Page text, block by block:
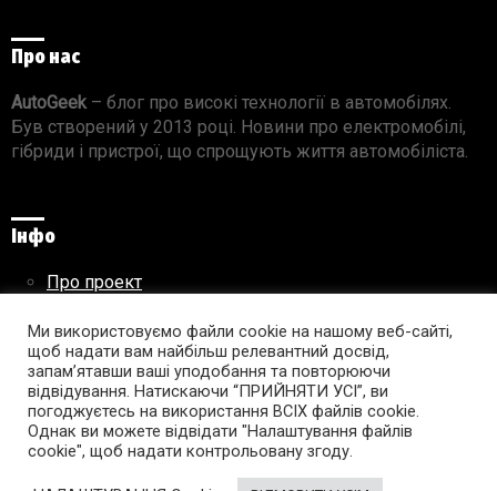
Про нас
AutoGeek– блог про високі технології в автомобілях.
Був створений у 2013 році. Новини про електромобілі,
гібриди і пристрої, що спрощують життя автомобіліста.
Інфо
Про проект
Правила використання матеріалів
Підпишись на AutoGeek!
facebooktwitter instagramyoutube tumblr linkedin
Ми використовуємо файли cookie на нашому веб-сайті,
щоб надати вам найбільш релевантний досвід,
запам’ятавши ваші уподобання та повторюючи
відвідування. Натискаючи “ПРИЙНЯТИ УСІ”, ви
погоджуєтесь на використання ВСІХ файлів cookie.
Однак ви можете відвідати "Налаштування файлів
cookie", щоб надати контрольовану згоду.